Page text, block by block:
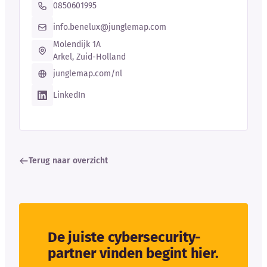
0850601995
info.benelux@junglemap.com
Molendijk 1A
Arkel, Zuid-Holland
junglemap.com/nl
LinkedIn
Terug naar overzicht
De juiste cybersecurity-
partner vinden begint hier.